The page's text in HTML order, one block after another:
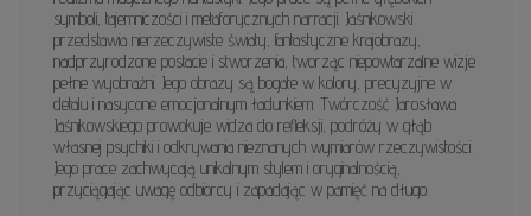
symboli, tajemniczości i metaforycznych narracji. Jaśnikowski
przedstawia nierzeczywiste światy, fantastyczne krajobrazy,
nadprzyrodzone postacie i stworzenia, tworząc niepowtarzalne wizje
pełne wyobraźni. Jego obrazy są bogate w kolory, precyzyjne w
detalu i nasycone emocjonalnym ładunkiem. Twórczość Jarosława
Jaśnikowskiego prowokuje widza do refleksji, podróży w głąb
własnej psychiki i odkrywania nieznanych wymiarów rzeczywistości.
Jego prace zachwycają unikalnym stylem i oryginalnością,
przyciągając uwagę odbiorcy i zapadając w pamięć na długo.